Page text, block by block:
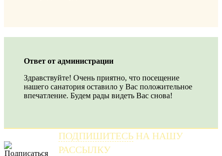
Ответ от администрации
Здравствуйте! Очень приятно, что посещение
нашего санатория оставило у Вас положительное
впечатление. Будем рады видеть Вас снова!
ПОДПИШИТЕСЬ НА НАШУ
РАССЫЛКУ